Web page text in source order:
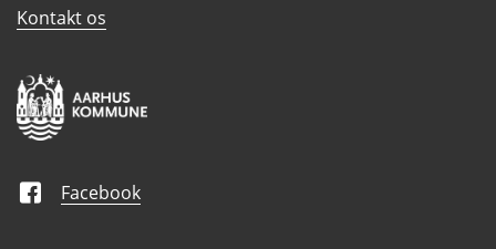
Kontakt os
Facebook